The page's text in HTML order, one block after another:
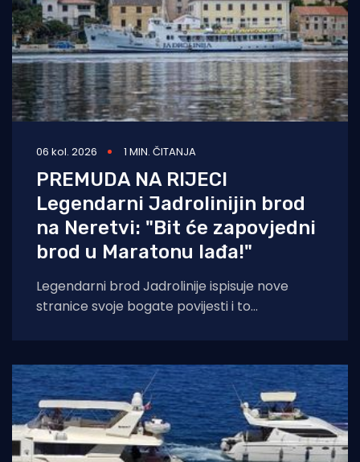
06 kol. 2026 1 MIN. ČITANJA
PREMUDA NA RIJECI
Legendarni Jadrolinijin brod
na Neretvi: "Bit će zapovjedni
brod u Maratonu lađa!"
Legendarni brod Jadrolinije ispisuje nove
stranice svoje bogate povijesti i to